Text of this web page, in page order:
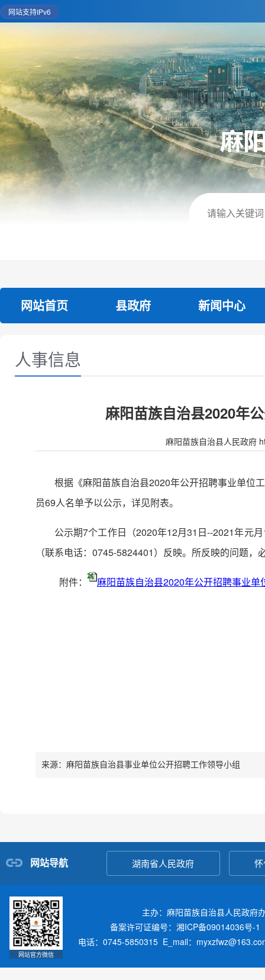
网站支持IPv6
网站首页 县政府 新闻中心
人事信息
麻阳苗族自治县2020年
麻阳苗族自治县人民政府
根据《麻阳苗族自治县2020年公开招聘事业单位
员69人名单予以公示，详见附表。
公示期7个工作日（2020年12月31日--2021年元
（联系电话：0745-5824401）反映。所反映的问题
附件： 麻阳苗族自治县2020年公开招聘事业
来源：麻阳苗族自治县事业单位公开招聘工作领导小组
网站导航 湖南省人民政府
网站官方微信
主办：麻阳苗族自治县人民政
备案许可证编号：湘ICP备09014036号-1
电话：0745-5850315 E_mail：